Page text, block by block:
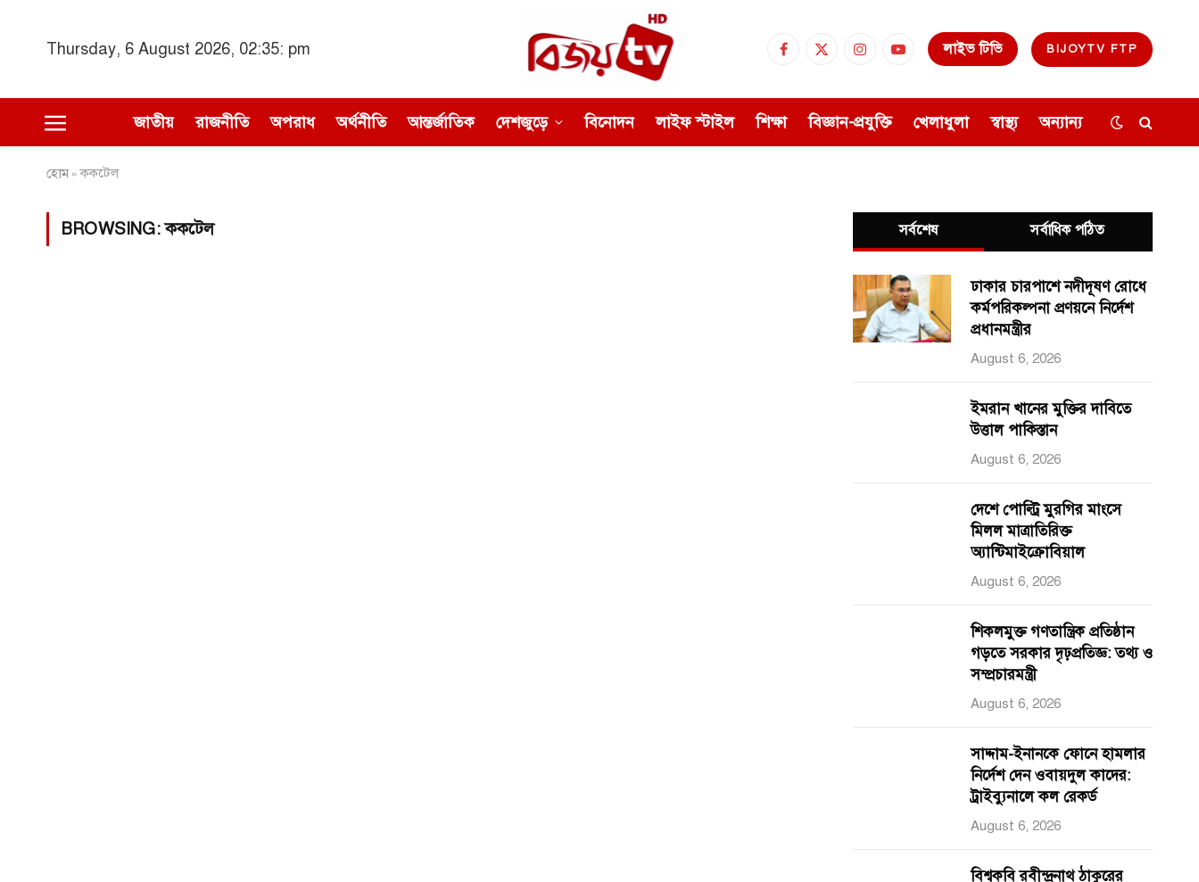
Thursday, 6 August 2026, 02:35: pm Facebook
X
InstagramYouTubeলাইভ টিভি BIJOYTV FTP
জাতীয় রাজনীতি অপরাধ অর্থনীতি আন্তর্জাতিক দেশজুড়ে বিনোদন লাইফ স্টাইল শিক্ষা বিজ্ঞান-প্রযুক্তি খেলাধুলা স্বাস্থ্য অন্যান্য
হোম»ককটেল
BROWSING:ককটেল সর্বশেষ সর্বাধিক পঠিত
ঢাকার চারপাশে নদীদূষণ রোধে
কর্মপরিকল্পনা প্রণয়নে নির্দেশ
প্রধানমন্ত্রীর
August 6, 2026
ইমরান খানের মুক্তির দাবিতে
উত্তাল পাকিস্তান
August 6, 2026
দেশে পোল্ট্রি মুরগির মাংসে
মিলল মাত্রাতিরিক্ত
অ্যান্টিমাইক্রোবিয়াল
August 6, 2026
শিকলমুক্ত গণতান্ত্রিক প্রতিষ্ঠান
গড়তে সরকার দৃঢ়প্রতিজ্ঞ: তথ্য ও
সম্প্রচারমন্ত্রী
August 6, 2026
সাদ্দাম-ইনানকে ফোনে হামলার
নির্দেশ দেন ওবায়দুল কাদের:
ট্রাইব্যুনালে কল রেকর্ড
August 6, 2026
বিশ্বকবি রবীন্দ্রনাথ ঠাকুরের